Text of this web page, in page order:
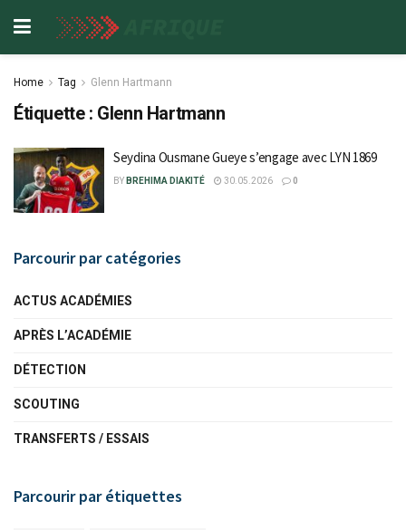
Home Tag Glenn Hartmann
Étiquette : Glenn Hartmann
Seydina Ousmane Gueye s’engage avec LYN 1869
BY BREHIMA DIAKITÉ 30.05.2026 0
Parcourir par catégories
ACTUS ACADÉMIES
APRÈS L’ACADÉMIE
DÉTECTION
SCOUTING
TRANSFERTS / ESSAIS
Parcourir par étiquettes